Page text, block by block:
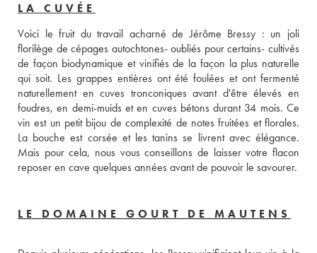
LA CUVÉE
Voici le fruit du travail acharné de Jérôme Bressy : un joli
florilège de cépages autochtones- oubliés pour certains- cultivés
de façon biodynamique et vinifiés de la façon la plus naturelle
qui soit. Les grappes entières ont été foulées et ont fermenté
naturellement en cuves tronconiques avant d'être élevés en
foudres, en demi-muids et en cuves bétons durant 34 mois. Ce
vin est un petit bijou de complexité de notes fruitées et florales.
La bouche est corsée et les tanins se livrent avec élégance.
Mais pour cela, nous vous conseillons de laisser votre flacon
reposer en cave quelques années avant de pouvoir le savourer.
LE DOMAINE GOURT DE MAUTENS